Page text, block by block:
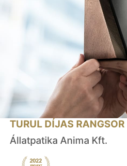
TURUL DÍJAS RANGSOR
Állatpatika Anima Kft.